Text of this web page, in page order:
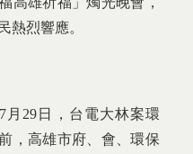
熱烈響應。
7 月 29 日
，台電大林案環
，高雄市府、會、環保